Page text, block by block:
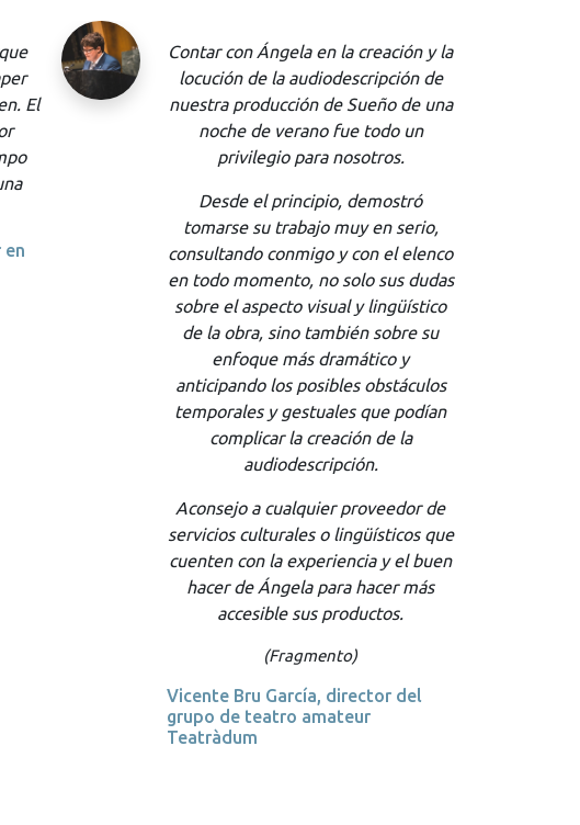
y la
de
una
En la Carrera de Traducción de la
Universidad Arturo Prat hemos
trabajado con Karen por más de dos
años, ayudándonos a formar a
nuestros estudiantes en el área de la
rápidamente se transformó en una
parte importante de nuestro equipo
de formadores, demostrando no solo
un sólido conocimiento en su área,
sino que un impecable
profesionalismo.
Recomiendo los servicios de Karen a
todas aquellas empresas o
particulares que necesiten servicios
lingüísticos profesionales y del más
Claudio Vera Araya, director de la
carrera de Traducción Inglés
Castellano Inglés, mención
Francés, en la Universidad Arturo